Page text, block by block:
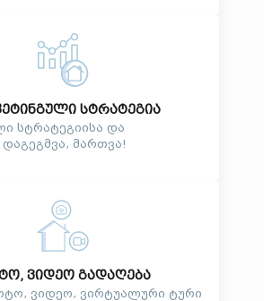
სტრატეგია
სტრატეგიისა და
დაგეგმვა, მართვა!
ვიდეო გადაღება
ვიდეო, ვირტუალური ტური